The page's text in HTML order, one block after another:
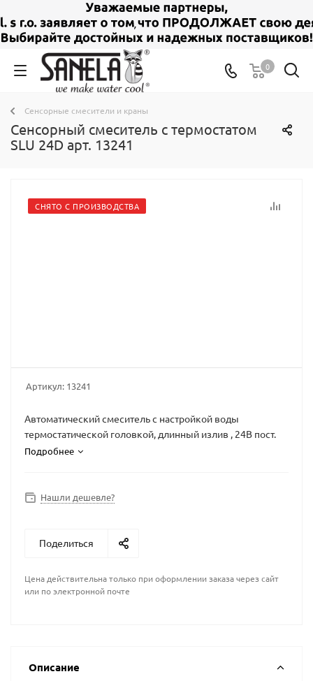
0
Сенсорные смесители и краны
Сенсорный смеситель c термостатом
SLU 24D арт. 13241
СНЯТО С ПРОИЗВОДСТВА
Артикул: 13241
Автоматический смеситель с настройкой воды
термостатической головкой, длинный излив , 24В пост.
Подробнее
Нашли дешевле?
Поделиться
Цена действительна только при оформлении заказа через сайт
или по электронной почте
Описание